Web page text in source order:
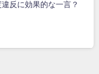
反に効果的な一言？